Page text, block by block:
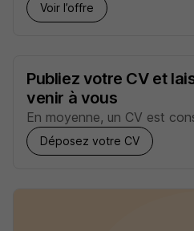
Voir l’offre
Publiez votre CV et
venir à vous
En moyenne, un CV est
Déposez votre CV